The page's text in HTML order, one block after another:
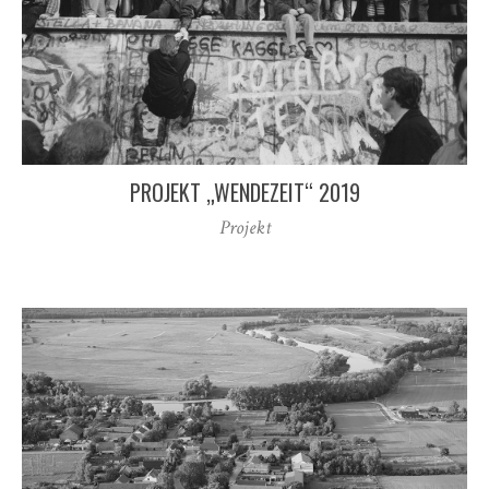
PROJEKT „WENDEZEIT“ 2019
Projekt